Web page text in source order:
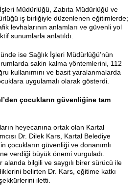
Müdürlüğü, Zabıta Müdürlüğü ve
iş birliğiyle düzenlenen eğitimlerde;
levhalarının anlamları ve güvenli yol
sunumlarla anlatıldı.
ise Sağlık İşleri Müdürlüğü’nün
sakin kalma yöntemlerini, 112
kullanımını ve basit yaralanmalarda
uygulamalı olarak gösterdi.
çocukların güvenliğine tam
heyecanına ortak olan Kartal
Dr. Dilek Kars, Kartal Belediye
çocukların güvenliği ve donanımlı
verdiği büyük önemi vurguladı.
alanda bilgili ve saygılı birer sürücü ile
belirten Dr. Kars, eğitime katkı
iletti.